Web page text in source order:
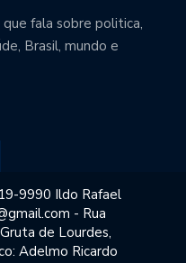
fala sobre politica,
Brasil, mundo e
9990 Ildo Rafael
- Rua
de Lourdes,
Adelmo Ricardo